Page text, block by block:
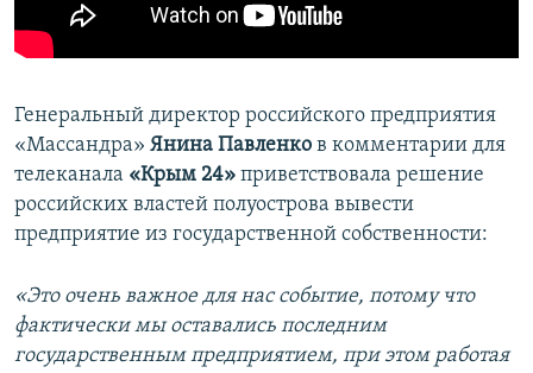
Генеральный директор российского предприятия
«Массандра» Янина Павленко в комментарии для
телеканала «Крым 24» приветствовала решение
российских властей полуострова вывести
предприятие из государственной собственности:
«Это очень важное для нас событие, потому что
фактически мы оставались последним
государственным предприятием, при этом работая